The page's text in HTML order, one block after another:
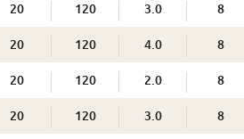
20 120 3.0 8
20 120 4.0 8
20 120 2.0 8
20 120 3.0 8